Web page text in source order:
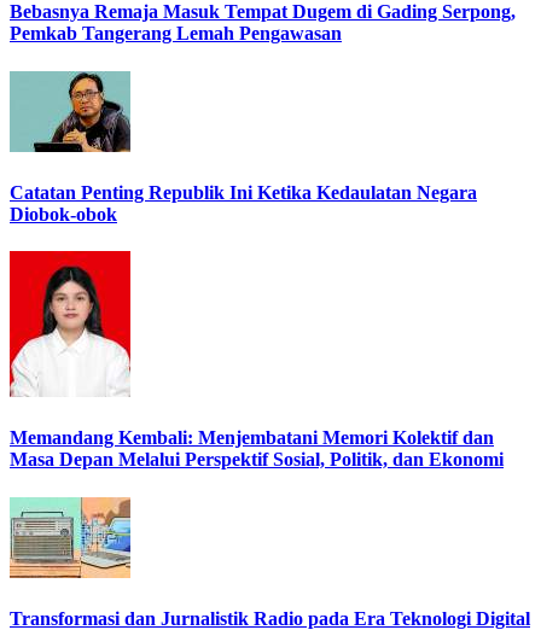
Bebasnya Remaja Masuk Tempat Dugem di Gading Serpong,
Pemkab Tangerang Lemah Pengawasan
Catatan Penting Republik Ini Ketika Kedaulatan Negara
Diobok-obok
Memandang Kembali: Menjembatani Memori Kolektif dan
Masa Depan Melalui Perspektif Sosial, Politik, dan Ekonomi
Transformasi dan Jurnalistik Radio pada Era Teknologi Digital